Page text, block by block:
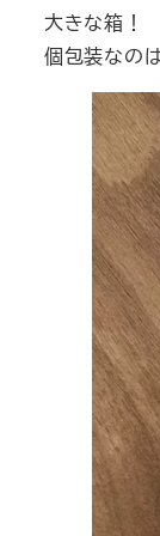
大きな箱！
個包装なの